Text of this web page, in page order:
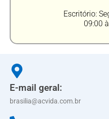
Escritório:
09:00
E-mail geral:
brasilia@acvida.com.br